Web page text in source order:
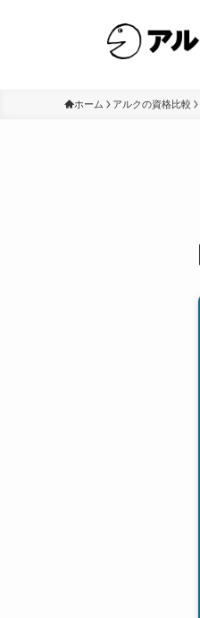
ホーム アルクの資格比較